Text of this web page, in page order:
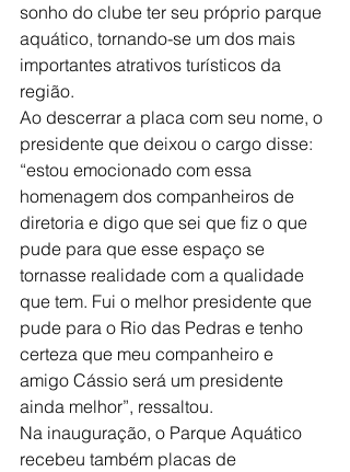
sonho do clube ter seu próprio parque
aquático, tornando-se um dos mais
importantes atrativos turísticos da
região.
Ao descerrar a placa com seu nome, o
presidente que deixou o cargo disse:
“estou emocionado com essa
homenagem dos companheiros de
diretoria e digo que sei que fiz o que
pude para que esse espaço se
tornasse realidade com a qualidade
que tem. Fui o melhor presidente que
pude para o Rio das Pedras e tenho
certeza que meu companheiro e
amigo Cássio será um presidente
ainda melhor”, ressaltou.
Na inauguração, o Parque Aquático
recebeu também placas de